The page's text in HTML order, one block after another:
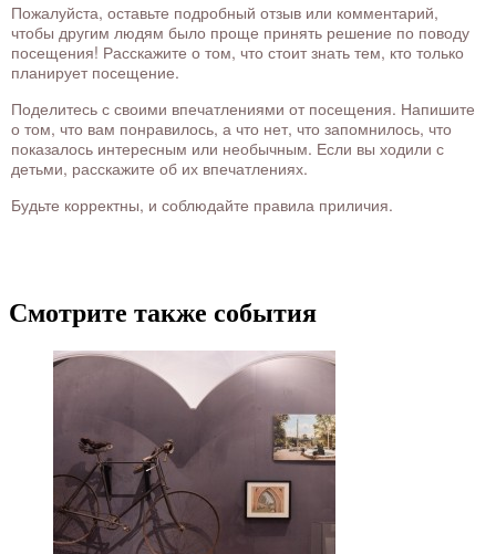
Пожалуйста, оставьте подробный отзыв или комментарий,
чтобы другим людям было проще принять решение по поводу
посещения! Расскажите о том, что стоит знать тем, кто только
планирует посещение.
Поделитесь с своими впечатлениями от посещения. Напишите
о том, что вам понравилось, а что нет, что запомнилось, что
показалось интересным или необычным. Если вы ходили с
детьми, расскажите об их впечатлениях.
Будьте корректны, и соблюдайте правила приличия.
Смотрите также события